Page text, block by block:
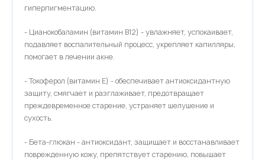
гиперпигментацию.
- Цианокобаламин (витамин B12) - увлажняет, успокаивает,
подавляет воспалительный процесс, укрепляет капилляры,
помогает в лечении акне.
- Токоферол (витамин E) - обеспечивает антиоксидантную
защиту, смягчает и разглаживает, предотвращает
преждевременное старение, устраняет шелушение и
сухость.
- Бета-глюкан - антиоксидант, защищает и восстанавливает
поврежденную кожу, препятствует старению, повышает